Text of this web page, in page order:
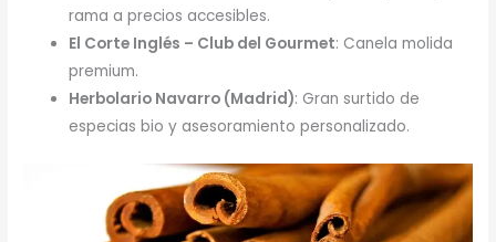
rama a precios accesibles.
El Corte Inglés – Club del Gourmet: Canela molida
premium.
Herbolario Navarro (Madrid): Gran surtido de
especias bio y asesoramiento personalizado.